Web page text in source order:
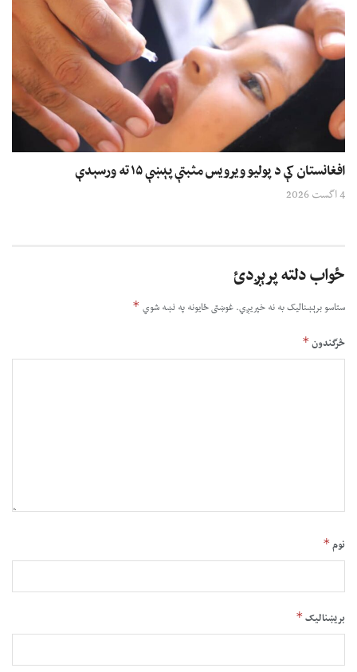
افغانستان کې د پولیو ویرویس مثبتې پېښې ۱۵ ته ورسېدې
4 اگست 2026
ځواب دلته پرېږدئ
ستاسو برېښناليک به نه خپريږي.غوښتى ځایونه په نښه شوي *
څرگندون*
نوم*
بریښنالیک*